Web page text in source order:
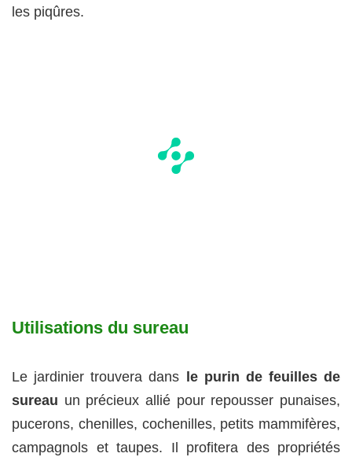
les piqûres.
Utilisations du sureau
Le jardinier trouvera dans
le purin de feuilles de
sureau un précieux allié pour repousser punaises,
pucerons, chenilles, cochenilles, petits mammifères,
campagnols et taupes. Il profitera des propriétés